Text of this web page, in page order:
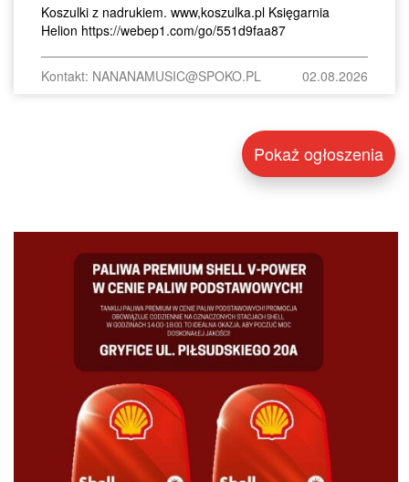
Koszulki z nadrukiem. www,koszulka.pl Księgarnia
Helion https://webep1.com/go/551d9faa87
Kontakt: NANANAMUSIC@SPOKO.PL 02.08.2026
Pokaż ogłoszenia